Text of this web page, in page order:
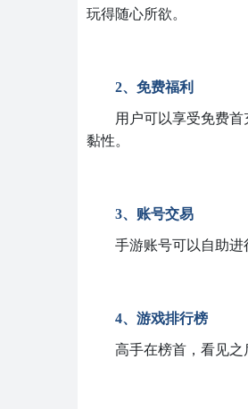
玩得随心所欲。
2、免费福利
用户可以享受免费
黏性。
3、账号交易
手游账号可以自助进
4、游戏排行榜
高手在榜首，看见之